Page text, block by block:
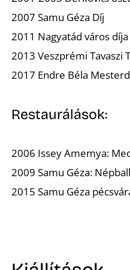
2007 Samu Géza Díj
2011 Nagyatád város díja
2013 Veszprémi Tavaszi
2017 Endre Béla
Restaurálások:
2006 Issey Amemya:
2009 Samu Géza:
2015 Samu Géza